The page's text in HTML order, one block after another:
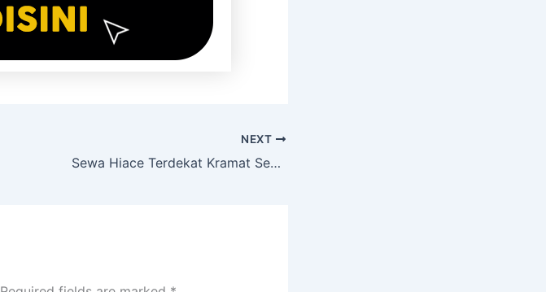
NEXT
Sewa Hiace Terdekat Kramat Senen Jakarta Pusat